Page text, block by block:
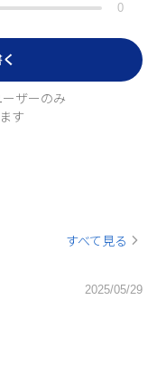
0
ザーのみ
す
すべて見る
2025/05/29